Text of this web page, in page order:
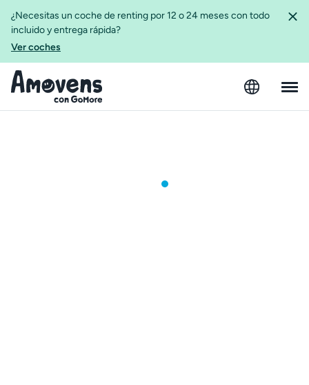
¿Necesitas un coche de renting por 12 o 24 meses con todo
incluido y entrega rápida?
Ver coches